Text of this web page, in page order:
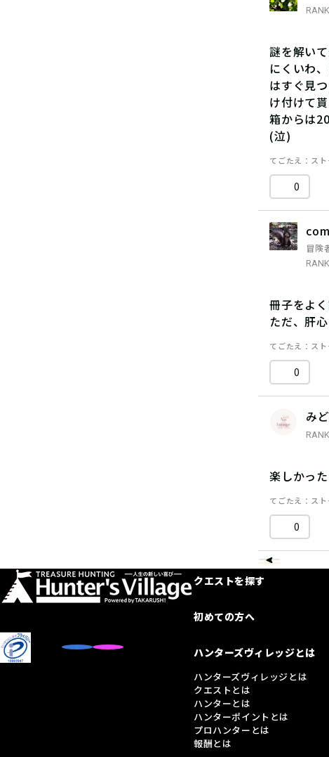
謎を解い
にくいわ
はすぐ見
け付けて
箱からは
(泣)
てごたえ ス
0
冒険
冊子をよ
ただ、肝
てごたえ ス
0
み
楽しかった
てごたえ ス
0
クエストを探す
初めての方へ
ハンターズヴィレッジとは
ハンターズヴィレッジとは
クエストとは
ハンターとは
ハンターポイントとは
プロハンターとは
報酬とは